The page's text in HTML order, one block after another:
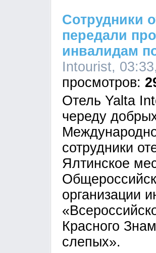
Сотрудники
передали
инвалидам
Intourist,
Отель Yalta
череду
сотрудники
Ялтинское
организации
Красного
слепых».